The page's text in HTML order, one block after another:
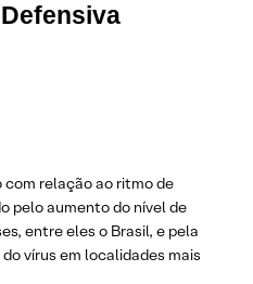
com relação ao ritmo de
pelo aumento do nível de
entre eles o Brasil, e pela
vírus em localidades mais